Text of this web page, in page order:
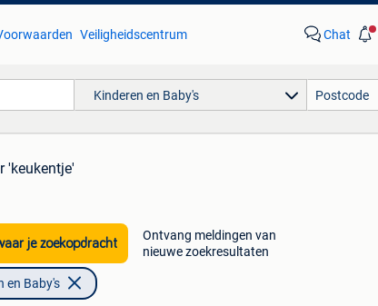
Veiligheidscentrum Chat
Kinderen en Baby's
'keukentje'
je zoekopdracht
Ontvang meldingen van
nieuwe zoekresultaten
en Baby's